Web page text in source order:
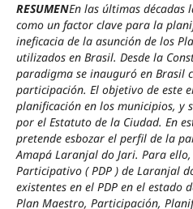
RESUMENEn las últimas
como un factor clave para la
ineficacia de la asunción de los
utilizados en Brasil. Desde la
paradigma se inauguró en Brasil
participación. El objetivo de este
planificación en los municipios, y
por el Estatuto de la Ciudad. En
pretende esbozar el perfil de la
Amapá Laranjal do Jari. Para
Participativo ( PDP ) de Laranjal
existentes en el PDP en el estado
Plan Maestro, Participación,